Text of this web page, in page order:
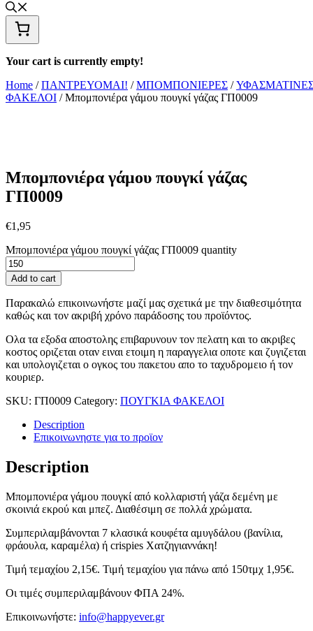
Your cart is currently empty!
Home /ΠΑΝΤΡΕΥΟΜΑΙ! /ΜΠΟΜΠΟΝΙΕΡΕΣ /
ΦΑΚΕΛΟΙ / Μπομπονιέρα γάμου πουγκί γάζας ΓΠ0009
Μπομπονιέρα γάμου πουγκί γάζας
ΓΠ0009
€1,95
Μπομπονιέρα γάμου πουγκί γάζας ΓΠ0009 quantity
Add to cart
Παρακαλώ επικοινωνήστε μαζί μας σχετικά με την διαθεσιμότητα
καθώς και τον ακριβή χρόνο παράδοσης του προϊόντος.
Ολα τα εξοδα αποστολης επιβαρυνουν τον πελατη και το ακριβες
κοστος οριζεται οταν ειναι ετοιμη η παραγγελια οποτε και ζυγιζεται
και υπολογιζεται ο ογκος του πακετου απο το ταχυδρομειο ή τον
κουριερ.
SKU: ΓΠ0009 Category: ΠΟΥΓΚΙΑ ΦΑΚΕΛΟΙ
Description
Επικοινωνηστε για το προϊoν
Description
Μπομπονιέρα γάμου πουγκί από κολλαριστή γάζα δεμένη με
σκοινιά εκρού και μπεζ. Διαθέσιμη σε πολλά χρώματα.
Συμπεριλαμβάνονται 7 κλασικά κουφέτα αμυγδάλου (βανίλια,
φράουλα, καραμέλα) ή crispies Χατζηγιαννάκη!
Τιμή τεμαχίου 2,15€. Τιμή τεμαχίου για πάνω από 150τμχ 1,95€.
Οι τιμές συμπεριλαμβάνουν ΦΠΑ 24%.
Επικοινωνήστε: info@happyever.gr